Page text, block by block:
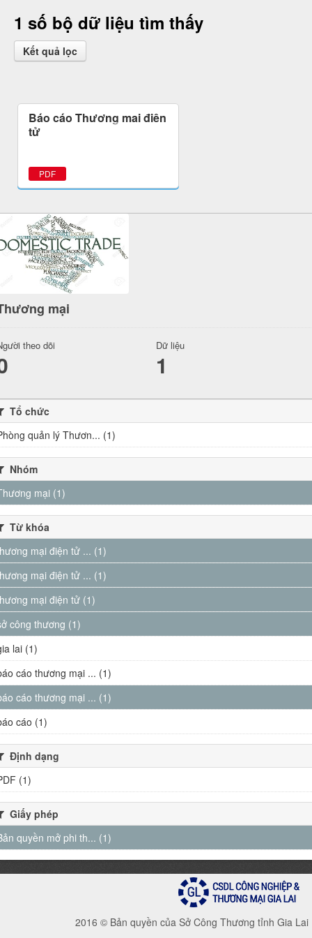
1 số bộ dữ liệu tìm thấy
Kết quả lọc
Báo cáo Thương mại điện
tử
PDF
mại
theo dõi Dữ liệu
1
Tổ chức
quản lý Thươn... (1)
Nhóm
mại (1)
Từ khóa
mại điện tử ... (1)
mại điện tử ... (1)
mại điện tử (1)
công thương (1)
lai (1)
cáo thương mại ... (1)
cáo thương mại ... (1)
cáo (1)
Định dạng
(1)
Giấy phép
quyền mở phi th... (1)
2016 © Bản quyền của Sở Công Thương tỉnh Gia Lai